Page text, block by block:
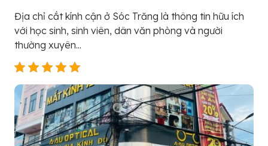
Địa chỉ cắt kính cận ở Sóc Trăng là thông tin hữu ích
với học sinh, sinh viên, dân văn phòng và người
thường xuyên...